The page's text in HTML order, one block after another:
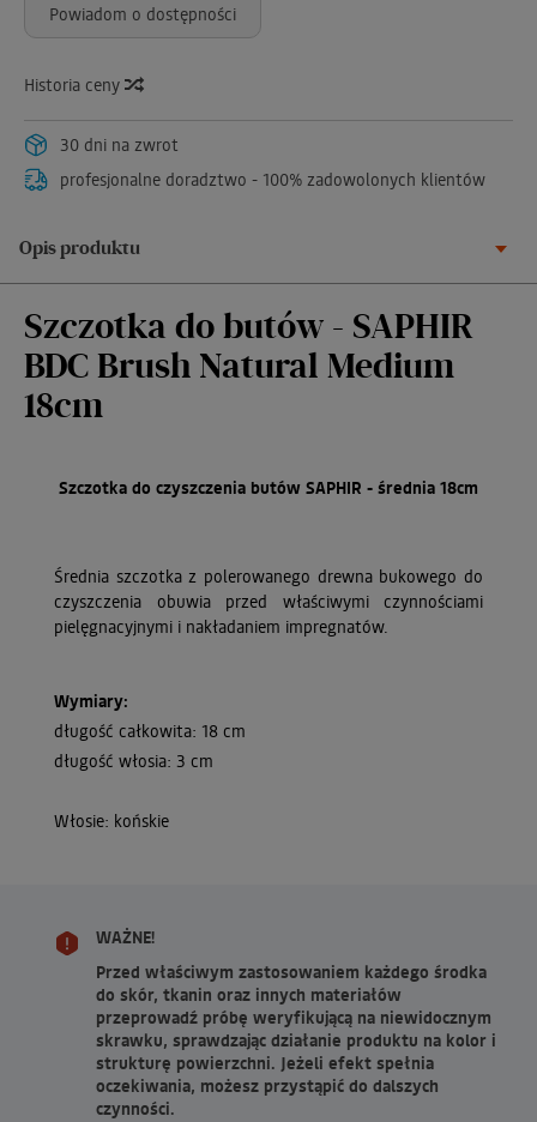
Powiadom o dostępności
Historia ceny
30 dni na zwrot
profesjonalne doradztwo - 100% zadowolonych klientów
Opis produktu
Szczotka do butów - SAPHIR
BDC Brush Natural Medium
18cm
Szczotka do czyszczenia butów SAPHIR - średnia 18cm
Średnia szczotka z polerowanego drewna bukowego do
czyszczenia obuwia przed właściwymi czynnościami
pielęgnacyjnymi i nakładaniem impregnatów.
Wymiary:
długość całkowita: 18 cm
długość włosia: 3 cm
Włosie: końskie
WAŻNE!
Przed właściwym zastosowaniem każdego środka
do skór, tkanin oraz innych materiałów
przeprowadź próbę weryfikującą na niewidocznym
skrawku, sprawdzając działanie produktu na kolor i
strukturę powierzchni. Jeżeli efekt spełnia
oczekiwania, możesz przystąpić do dalszych
czynności.